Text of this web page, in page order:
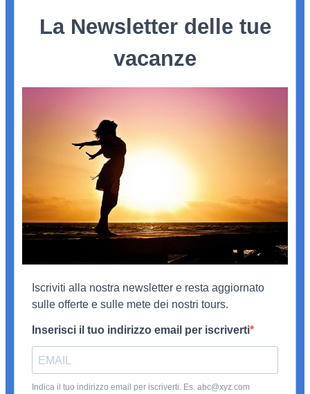
La Newsletter delle tue
vacanze
Iscriviti alla nostra newsletter e resta aggiornato
sulle offerte e sulle mete dei nostri tours.
Inserisci il tuo indirizzo email per iscriverti
Indica il tuo indirizzo email per iscriverti. Es. abc@xyz.com